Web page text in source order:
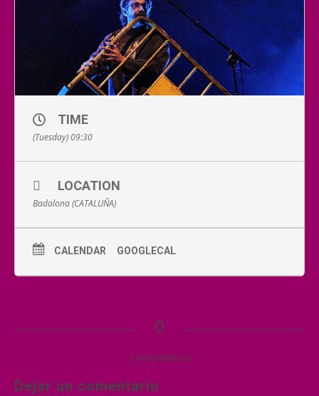
TIME
(Tuesday) 09:30
LOCATION
Badalona (CATALUÑA)
CALENDAR GOOGLECAL
0
COMENTARIOS
Dejar un comentario